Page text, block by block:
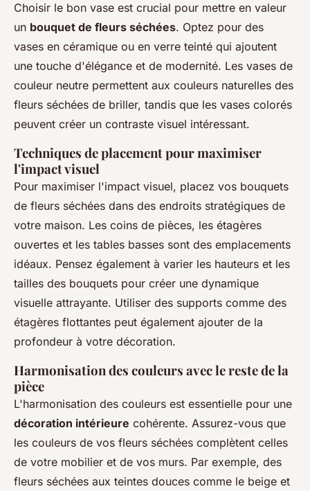
Choisir le bon vase est crucial pour mettre en valeur
un bouquet de fleurs séchées. Optez pour des
vases en céramique ou en verre teinté qui ajoutent
une touche d'élégance et de modernité. Les vases de
couleur neutre permettent aux couleurs naturelles des
fleurs séchées de briller, tandis que les vases colorés
peuvent créer un contraste visuel intéressant.
Techniques de placement pour maximiser
l'impact visuel
Pour maximiser l'impact visuel, placez vos bouquets
de fleurs séchées dans des endroits stratégiques de
votre maison. Les coins de pièces, les étagères
ouvertes et les tables basses sont des emplacements
idéaux. Pensez également à varier les hauteurs et les
tailles des bouquets pour créer une dynamique
visuelle attrayante. Utiliser des supports comme des
étagères flottantes peut également ajouter de la
profondeur à votre décoration.
Harmonisation des couleurs avec le reste de la
pièce
L'harmonisation des couleurs est essentielle pour une
décoration intérieure cohérente. Assurez-vous que
les couleurs de vos fleurs séchées complètent celles
de votre mobilier et de vos murs. Par exemple, des
fleurs séchées aux teintes douces comme le beige et